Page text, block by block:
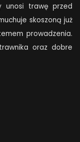
unosi trawę przed
skoszoną już
prowadzenia.
oraz dobre